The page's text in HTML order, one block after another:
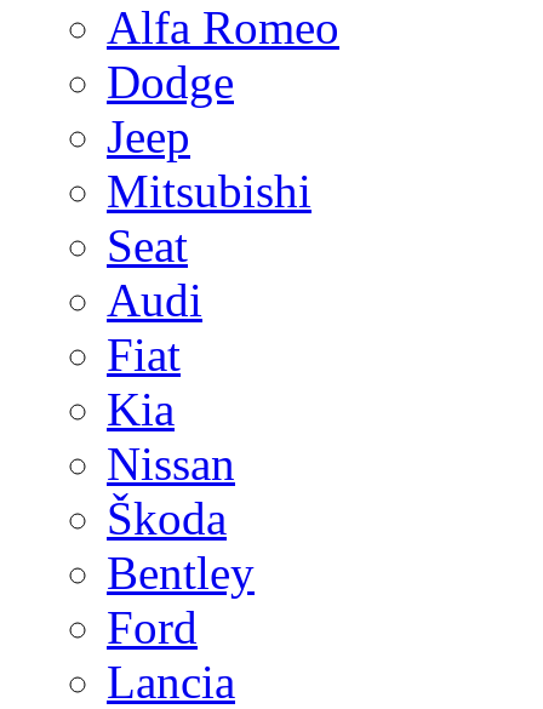
Alfa Romeo
Dodge
Jeep
Mitsubishi
Seat
Audi
Fiat
Kia
Nissan
Škoda
Bentley
Ford
Lancia